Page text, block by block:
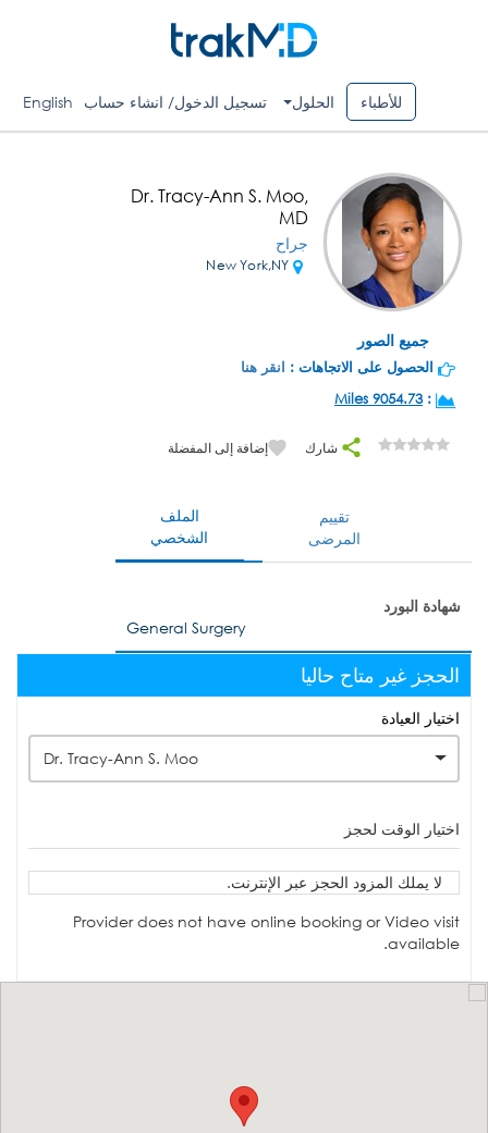
للأطباء الحلول تسجيل الدخول/ انشاء حساب English
جميع الصور
Dr. Tracy-Ann S. Moo,
MD
جراح
الحصول على الاتجاهات : انقر هنا
:
9054.73 Miles
شارك إضافة إلى المفضلة
الملف
الشخصي
تقييم
المرضى
شهادة البورد
General Surgery
الحجز غير متاح حاليا
اختيار العيادة
Dr. Tracy-Ann S. Moo
اختيار الوقت لحجز
لا يملك المزود الحجز عبر الإنترنت.
Provider does not have online booking or Video visit
available.